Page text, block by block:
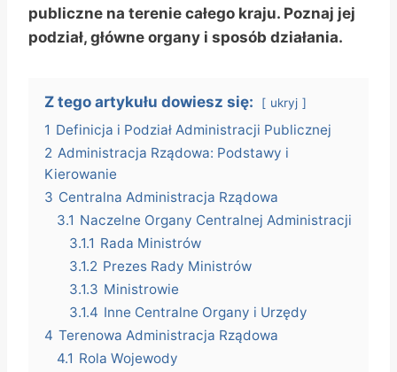
publiczne na terenie całego kraju. Poznaj jej
podział, główne organy i sposób działania.
Z tego artykułu dowiesz się: ukryj
1 Definicja i Podział Administracji Publicznej
2 Administracja Rządowa: Podstawy i
Kierowanie
3 Centralna Administracja Rządowa
3.1 Naczelne Organy Centralnej Administracji
3.1.1 Rada Ministrów
3.1.2 Prezes Rady Ministrów
3.1.3 Ministrowie
3.1.4 Inne Centralne Organy i Urzędy
4 Terenowa Administracja Rządowa
4.1 Rola Wojewody